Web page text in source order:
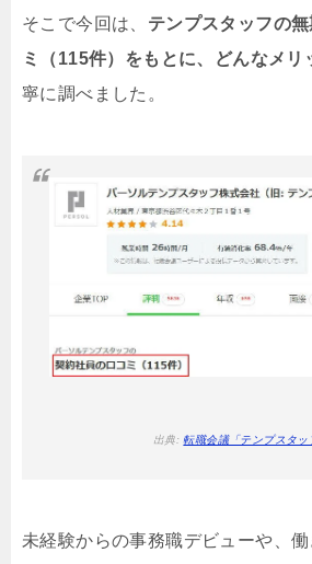
そこで今回は、 テンプスタッフの
ミ（115件）をもとに、どんなメリ
寧に調べました。
出典:転職会議「テンプスタッ
未経験からの事務職デビューや、